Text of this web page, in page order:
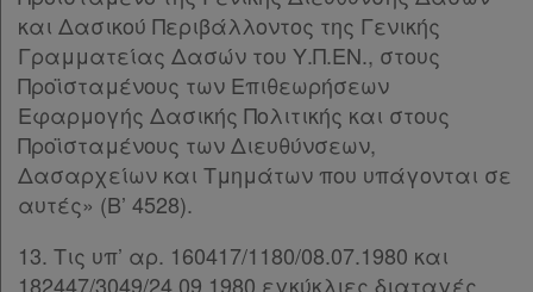
Ομαδικά
πακέτα
Παροχές
σε
συνδρομητές
και Δασικού Περιβάλλοντος της Γενικής
Γραμματείας Δασών του Υ.Π.ΕΝ., στους
Προϊσταμένους των Επιθεωρήσεων
Εφαρμογής Δασικής Πολιτικής και στους
Προϊσταμένους των Διευθύνσεων,
Δασαρχείων και Τμημάτων που υπάγονται σε
αυτές» (Β’ 4528).
13. Τις υπ’ αρ. 160417/1180/08.07.1980 και
182447/3049/24.09.1980 εγκύκλιες διαταγές